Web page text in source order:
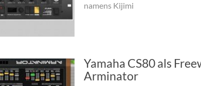
namens Kijimi
Yamaha CS80 als
Arminator